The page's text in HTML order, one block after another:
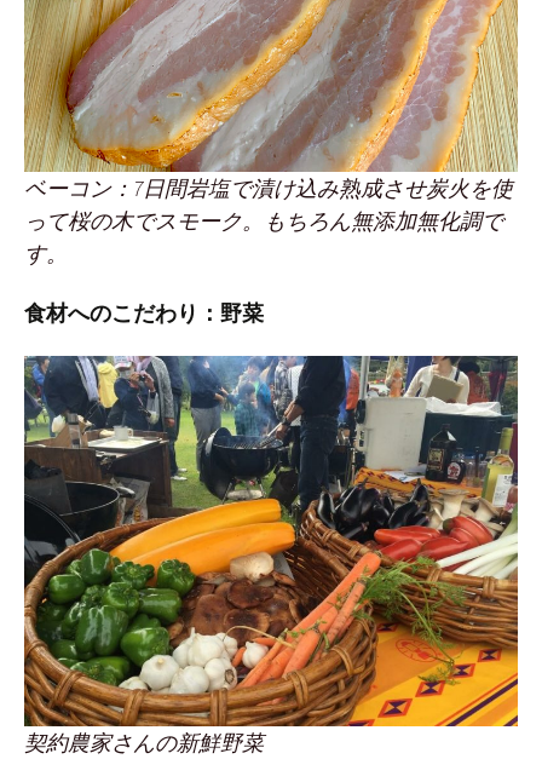
ベーコン：7日間岩塩で漬け込み熟成させ炭火を使
って桜の木でスモーク。もちろん無添加無化調で
す。
食材へのこだわり：野菜
契約農家さんの新鮮野菜